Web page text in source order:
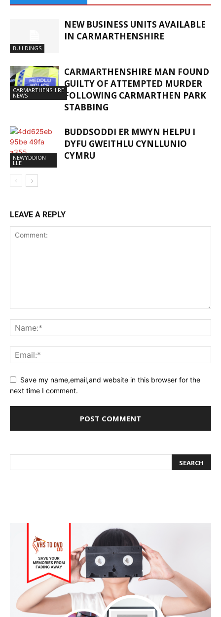
BUILDINGS
NEW BUSINESS UNITS AVAILABLE
IN CARMARTHENSHIRE
CARMARTHENSHIRE
NEWS
CARMARTHENSHIRE MAN FOUND
GUILTY OF ATTEMPTED MURDER
FOLLOWING CARMARTHEN PARK
STABBING
NEWYDDION
LLE
BUDDSODDI ER MWYN HELPU I
DYFU GWEITHLU CYNLLUNIO
CYMRU
LEAVE A REPLY
Save my name,email,and website in this browser for the
next time I comment.